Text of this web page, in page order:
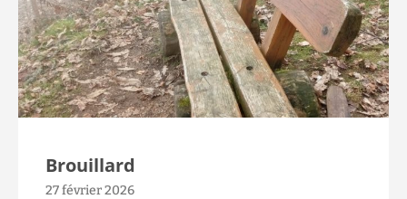
Brouillard
27 février 2026